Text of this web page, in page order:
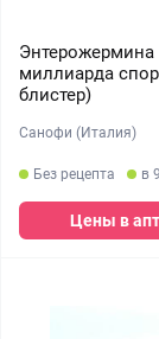
Энтерожермина
миллиарда
блистер)
Санофи (Италия)
Без рецепта в
Цены в